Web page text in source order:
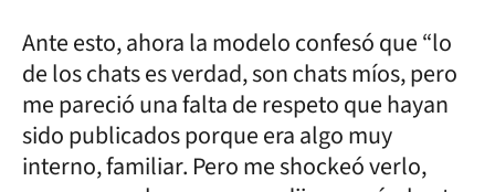
Ante esto, ahora la modelo confesó que “lo
de los chats es verdad, son chats míos, pero
me pareció una falta de respeto que hayan
sido publicados porque era algo muy
interno, familiar. Pero me shockeó verlo,